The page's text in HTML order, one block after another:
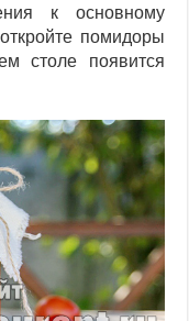
к основному
помидоры
столе появится